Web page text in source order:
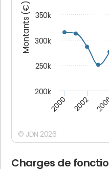
Montants (€)
2000 2002
200k
250k
300k
350k
© JDN 2026
Charges de